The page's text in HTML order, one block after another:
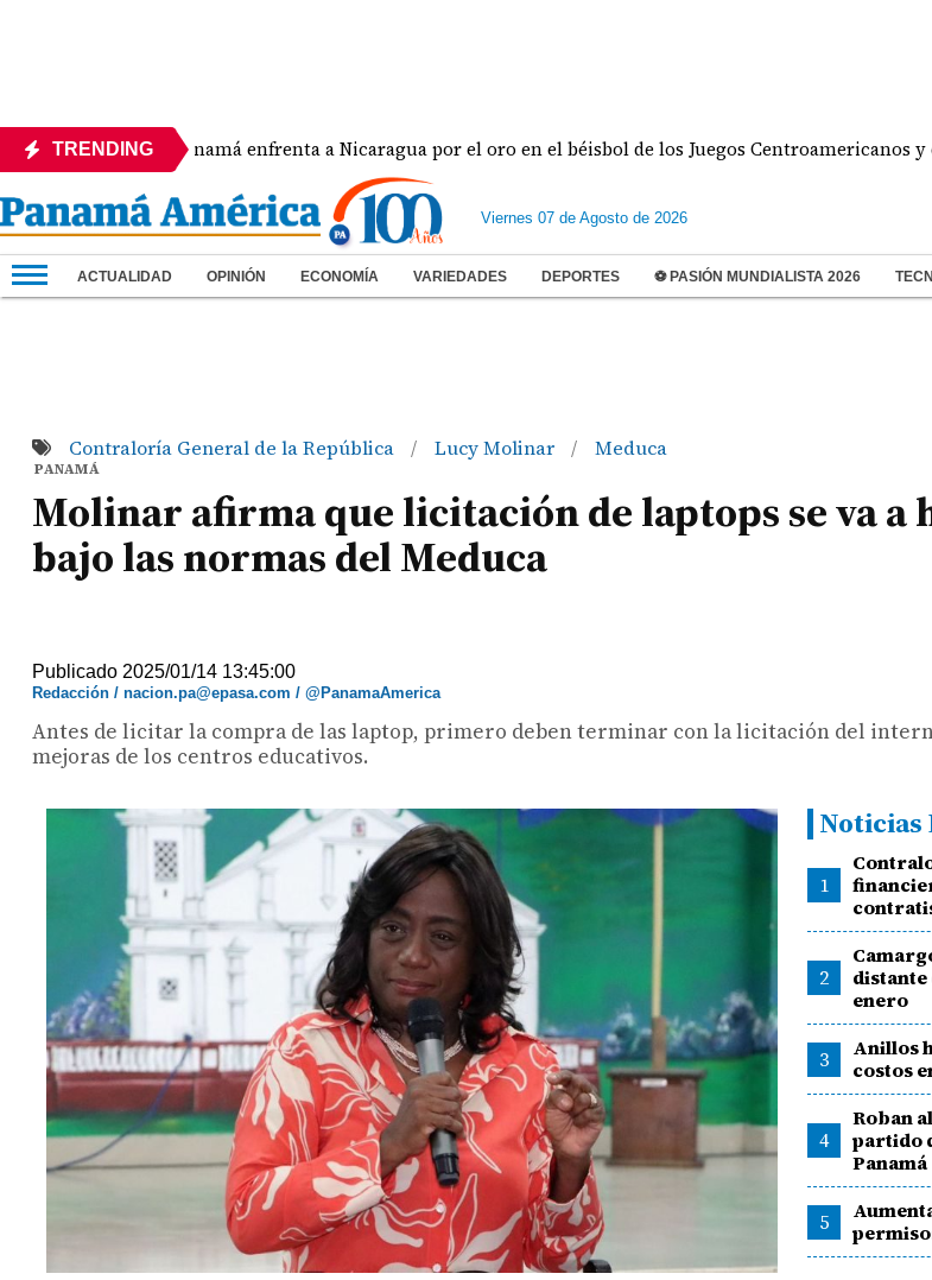
TRENDINGPanamá enfrenta a Nicaragua por el oro en el béisbol de los Juegos Centroamericanos y del
Viernes 07 de Agosto de 2026
ACTUALIDAD OPINIÓN ECONOMÍA VARIEDADES DEPORTES ⚽ PASIÓN MUNDIALISTA 2026
Contraloría General de la República / Lucy Molinar / Meduca
PANAMÁ
Molinar afirma que licitación de laptops se va a
bajo las normas del Meduca
Publicado 2025/01/14 13:45:00
Redacción / nacion.pa@epasa.com / @PanamaAmerica
Antes de licitar la compra de las laptop, primero deben terminar con la licitación del
mejoras de los centros educativos.
Noticias
1
2
distante
enero
3
Anillos
costos
4
Roban
partido
Panamá
5